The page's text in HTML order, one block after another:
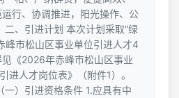
行、协调推进，阳光操作、公
二、引进计划 本次计划采取“绿
峰市松山区事业单位引进人才4
《2026年赤峰市松山区事业
进人才岗位表》（附件1）。
一）引进资格条件 1.应具有中